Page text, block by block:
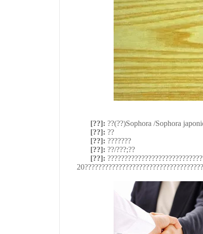
[??]: ??(??)Sophora /Sophora
[??]: ??
[??]: ???????
[??]: ??/???;??
[??]: